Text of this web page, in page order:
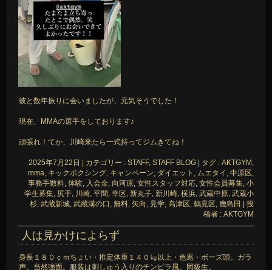
彼と数年振りに会いましたが、元気そうでした！
現在、MMAの選手をしております♪
頑張れ！てか、川崎来たら一式持ってジムきてね！
2025年7月22日 カテゴリー : STAFF, STAFF BLOG タグ : AKTGYM ,
mma, キックボクシング, キャンペーン, ダイエット , ムエタイ , 中原区,
事務手数料, 体験, 入会金, 向河原, 女性スタッフ対応, 女性会員募集, 小
学生募集, 尻手, 川崎, 平間 , 幸区, 新丸子, 新川崎, 横浜, 武蔵中原, 武蔵小
杉, 武蔵新城, 武蔵溝の口 , 無料, 矢向 , 見学, 高津区, 鶴見区, 鹿島田
投
稿者 : AKTGYM
人は見かけによらず
身長１８０ｃｍちょい・推定体重１４０㎏以上・色黒・ボーズ頭。ガラ
声。当然強面。服装は刺しゅう入りのチンピラ風。同級生。